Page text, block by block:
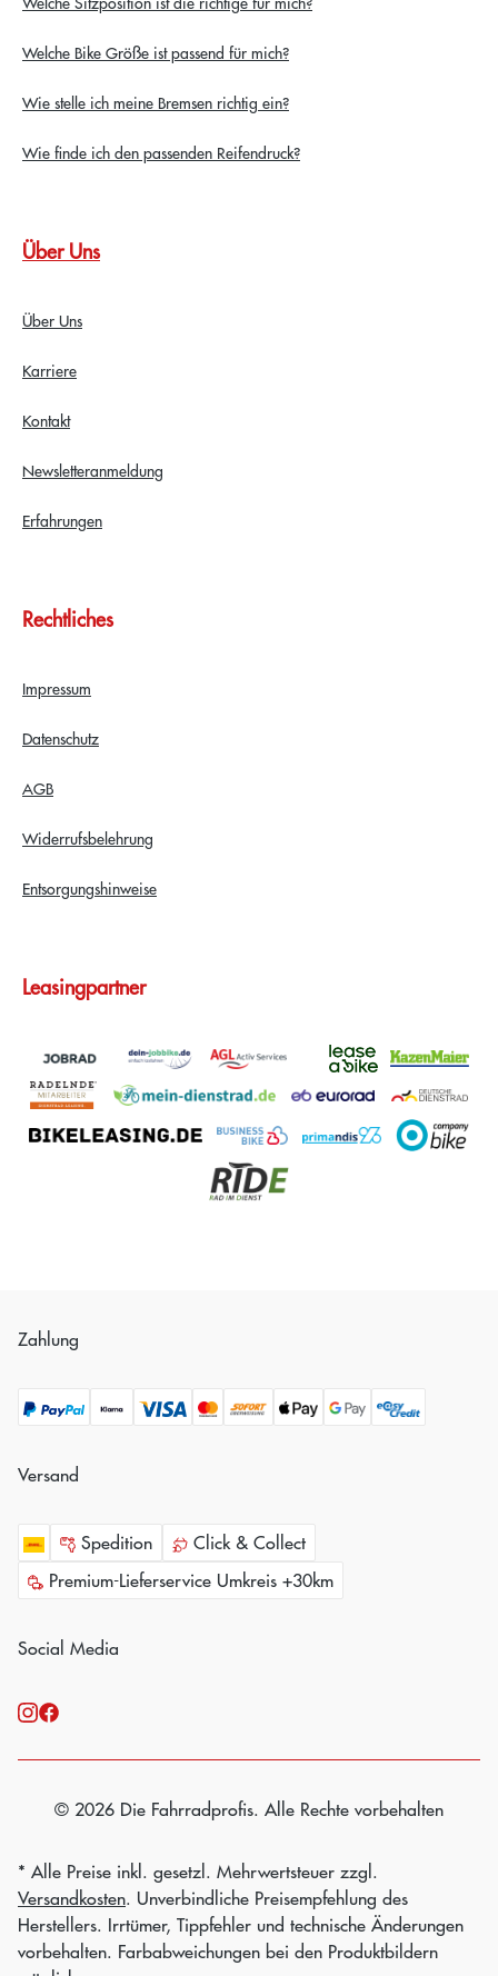
Welche Bike Größe ist passend für mich?
Wie stelle ich meine Bremsen richtig ein?
Wie finde ich den passenden Reifendruck?
Über Uns
Über Uns
Karriere
Kontakt
Newsletteranmeldung
Erfahrungen
Rechtliches
Impressum
Datenschutz
AGB
Widerrufsbelehrung
Entsorgungshinweise
Leasingpartner
Zahlung
Versand
Spedition
Click & Collect
Premium-Lieferservice Umkreis +30km
Social Media
© 2026 Die Fahrradprofis. Alle Rechte vorbehalten
* Alle Preise inkl. gesetzl. Mehrwertsteuer zzgl.
Versandkosten. Unverbindliche Preisempfehlung des
Herstellers. Irrtümer, Tippfehler und technische Änderungen
vorbehalten. Farbabweichungen bei den Produktbildern